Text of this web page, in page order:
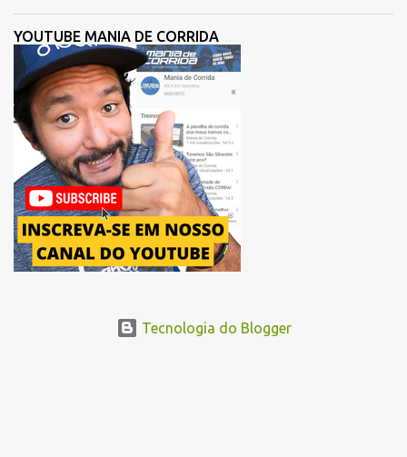
melhorar a fluidez dos atletas logo após a largada, contribuindo
para uma melhor distribuição dos corredores no início da corrida. A
mudança substitui o trecho do Elevado Presidente João Goulart por
um novo trajeto na região do Pacaembu e Barra Funda. Após a
Avenida Pacaembu, os corredores seguirão pela Avenida Doutor
Abraão Ribeiro, passando ao lado do Memorial da América Latina,
acessando a Avenida Norma Pieruccini Giannotti, a Avenida Rudge e
...
YOUTUBE MANIA DE CORRIDA
Tecnologia do Blogger